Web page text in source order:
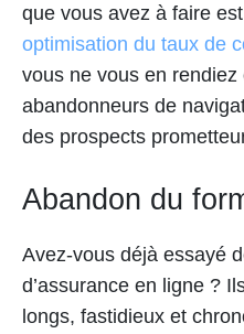
que vous avez à faire
optimisation du taux de
vous ne vous en rendiez
abandonneurs de
des prospects
Abandon du
Avez-vous déjà essayé
d’assurance en ligne ?
longs, fastidieux et